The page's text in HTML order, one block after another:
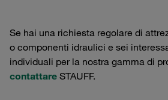
Se hai una richiesta regolare di
o componenti idraulici e sei
individuali per la nostra gamma di
contattare STAUFF.